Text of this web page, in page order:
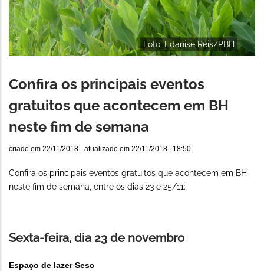
Foto: Edanise Reis/PBH
Confira os principais eventos
gratuitos que acontecem em BH
neste fim de semana
criado em 22/11/2018 - atualizado em 22/11/2018 | 18:50
Confira os principais eventos gratuitos que acontecem em BH
neste fim de semana, entre os dias 23 e 25/11:
Sexta-feira, dia 23 de novembro
Espaço de lazer Sesc